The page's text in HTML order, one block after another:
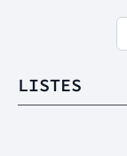
LISTES